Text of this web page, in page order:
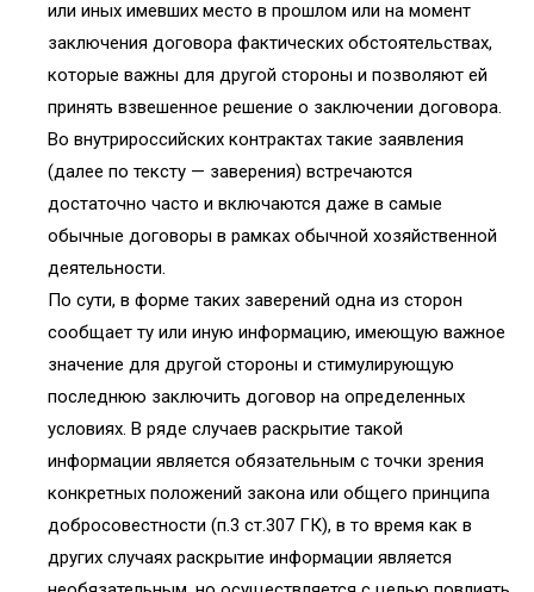
или иных имевших место в прошлом или на момент
заключения договора фактических обстоятельствах,
которые важны для другой стороны и позволяют ей
принять взвешенное решение о заключении договора.
Во внутрироссийских контрактах такие заявления
(далее по тексту — заверения) встречаются
достаточно часто и включаются даже в самые
обычные договоры в рамках обычной хозяйственной
деятельности.
По сути, в форме таких заверений одна из сторон
сообщает ту или иную информацию, имеющую важное
значение для другой стороны и стимулирующую
последнюю заключить договор на определенных
условиях. В ряде случаев раскрытие такой
информации является обязательным с точки зрения
конкретных положений закона или общего принципа
добросовестности (п.3 ст.307 ГК), в то время как в
других случаях раскрытие информации является